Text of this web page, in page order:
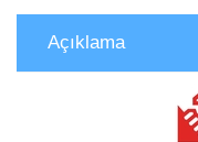
Açıklama